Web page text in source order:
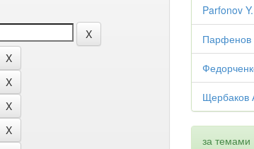
Parfonov
Щербаков
за темами